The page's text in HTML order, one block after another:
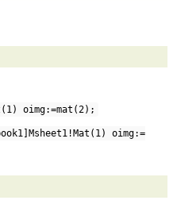
oimg:=mat(2);
oimg:=